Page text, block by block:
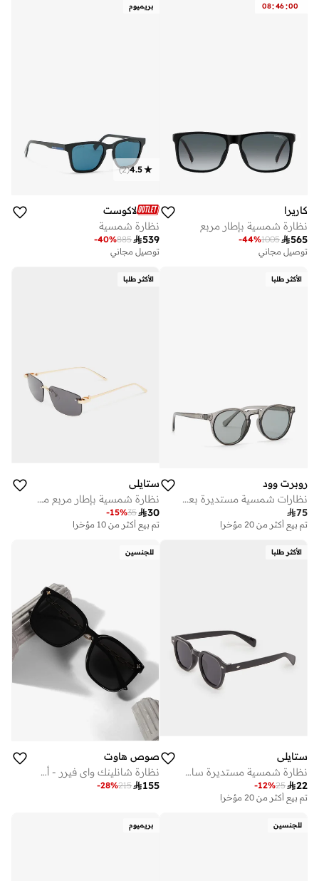
08:46:00
كاريرا
نظارة شمسية بإطار مربع
565
1005
-44%
توصيل مجاني
بريميوم
4.5
(
2
)
لاكوست
نظارة شمسية
539
885
-40%
توصيل مجاني
الأكثر طلبا
روبرت وود
نظارات شمسية مستديرة بعدسات مستقطبة
75
تم بيع أكثر من 20 مؤخرا
الأكثر طلبا
ستايلي
نظارة شمسية بإطار مربع مع وسادات أنف
30
35
-15%
تم بيع أكثر من 10 مؤخرا
الأكثر طلبا
ستايلي
نظارة شمسية مستديرة سادة
22
25
-12%
تم بيع أكثر من 20 مؤخرا
للجنسين
صوص هاوت
نظارة شانلينك واي فيرر - أسود أونيكس
155
215
-28%
للجنسين بريميوم